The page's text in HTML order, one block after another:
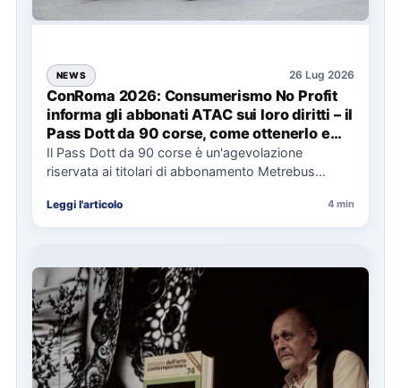
NEWS 26 Lug 2026
ConRoma 2026: Consumerismo No Profit
informa gli abbonati ATAC sui loro diritti – il
Pass Dott da 90 corse, come ottenerlo e
cosa spetta in caso di disservizi
Il Pass Dott da 90 corse è un'agevolazione
riservata ai titolari di abbonamento Metrebus
Leggi l'articolo 4 min